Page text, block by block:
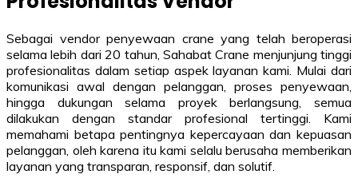
Sebagai vendor penyewaan crane yang telah beroperasi
selama lebih dari 20 tahun, Sahabat Crane menjunjung tinggi
profesionalitas dalam setiap aspek layanan kami. Mulai dari
komunikasi awal dengan pelanggan, proses penyewaan,
hingga dukungan selama proyek berlangsung, semua
dilakukan dengan standar profesional tertinggi. Kami
memahami betapa pentingnya kepercayaan dan kepuasan
pelanggan, oleh karena itu kami selalu berusaha memberikan
layanan yang transparan, responsif, dan solutif.